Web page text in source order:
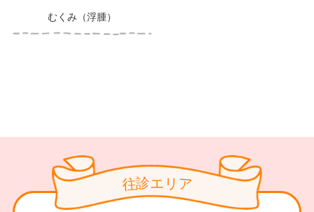
むくみ（浮腫）
往診エ リ ア